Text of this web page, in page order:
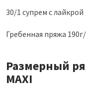
30/1 супрем с лайкрой
Гребенная пряжа
Размерный
MAXI